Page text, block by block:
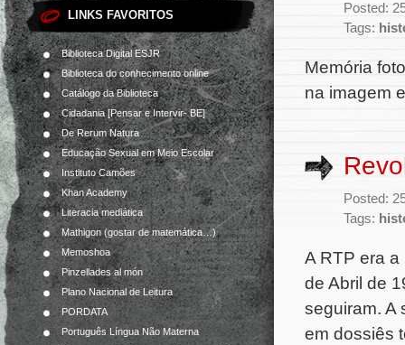
LINKS FAVORITOS
Biblioteca Digital ESJR
Biblioteca do conhecimento online
Catálogo da Biblioteca
Cidadania [Pensar e Intervir- BE]
De Rerum Natura
Educação Sexual em Meio Escolar
Instituto Camões
Khan Academy
Literacia mediática
Mathigon (gostar de matemática…)
Memoshoa
Pinzellades al món
Plano Nacional de Leitura
PORDATA
Português Língua Não Materna
Posted:
Tags:
Memória
na imagem
Posted:
Tags:
A RTP era
de Abril de
seguiram. A
em dossiês